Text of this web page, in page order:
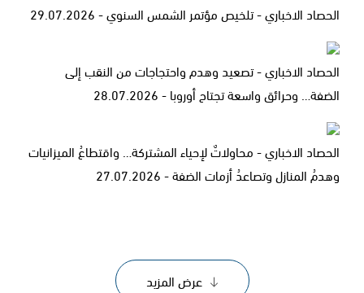
الحصاد الاخباري - تلخيص مؤتمر الشمس السنوي - 29.07.2026
الحصاد الاخباري - تصعيد وهدم واحتجاجات من النقب إلى
الضفة… وحرائق واسعة تجتاح أوروبا - 28.07.2026
الحصاد الاخباري - محاولاتٌ لإحياء المشتركة… واقتطاعُ الميزانيات
وهدمُ المنازل وتصاعدُ أزمات الضفة - 27.07.2026
عرض المزيد